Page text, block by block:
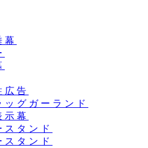
幕
広告
グガーランド
示幕
スタンド
スタンド